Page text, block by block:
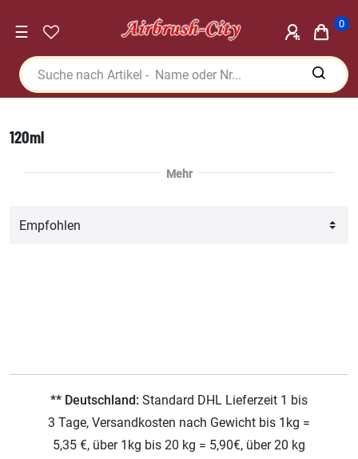
☰ 0
120ml
** Deutschland: Standard DHL Lieferzeit 1 bis
3 Tage, Versandkosten nach Gewicht bis 1kg =
5,35 €, über 1kg bis 20 kg = 5,90€, über 20 kg